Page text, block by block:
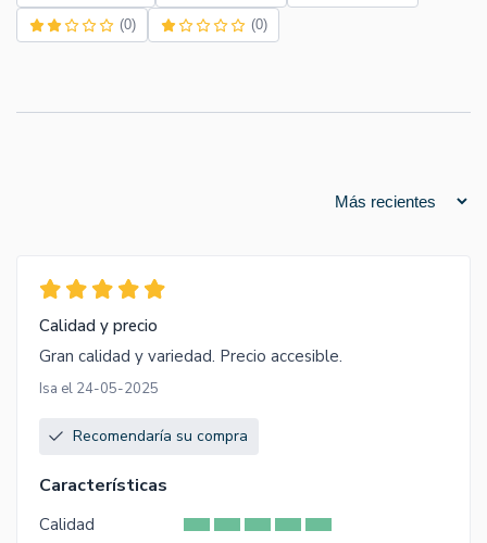
(0) (0)
Calidad y precio
Gran calidad y variedad. Precio accesible.
Isa el 24-05-2025
Recomendaría su compra
Características
Calidad